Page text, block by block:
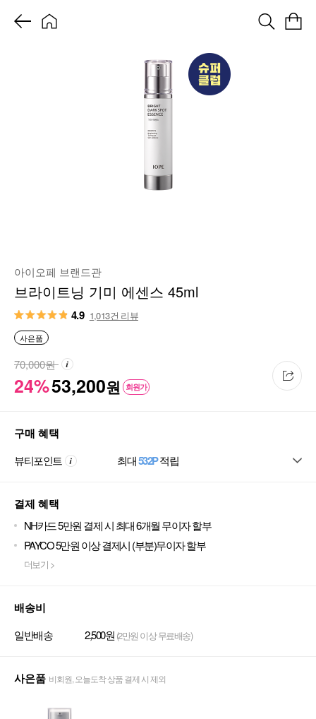
아이오페 브랜드관
브라이트닝 기미 에센스 45ml
4.9 1,013건 리뷰
사은품
24%53,200원 회원가
70,000원
구매 혜택
뷰티포인트 최대532P적립
결제 혜택
NH카드 5만원 결제 시 최대 6개월 무이자 할부
PAYCO 5만원 이상 결제시 (부분)무이자 할부
더보기 >
배송비
일반배송 2,500원 (2만원 이상 무료배송)
사은품 비회원, 오늘도착 상품 결제 시 제외